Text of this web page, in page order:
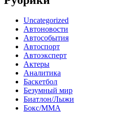
Uncategorized
Автоновости
Автособытия
Автоспорт
Автоэксперт
Актеры
Аналитика
Баскетбол
Безумный мир
Биатлон/Лыжи
Бокс/MMA